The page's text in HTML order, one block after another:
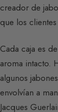
creador de
que los
Cada caja es
aroma intacto.
algunos
envolvían a
Jacques